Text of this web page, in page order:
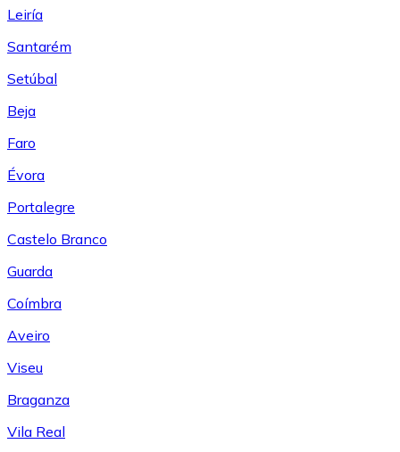
Leiría
Santarém
Setúbal
Beja
Faro
Évora
Portalegre
Castelo Branco
Guarda
Coímbra
Aveiro
Viseu
Braganza
Vila Real